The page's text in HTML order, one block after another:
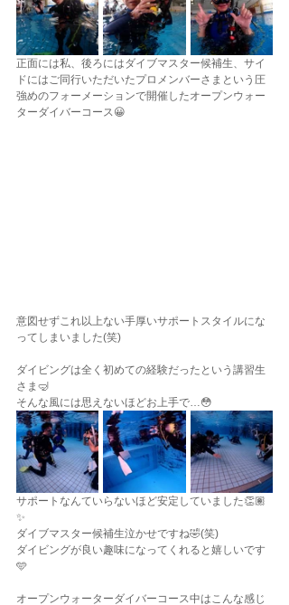
正面には私、後ろにはダイブマスター候補生、サイ
ドにはご同行いただいたプロメンバーさまという圧
強めのフォーメーションで開催したオープンウォー
ターダイバーコース😀
意図せずこれ以上ない手厚いサポートスタイルにな
ってしまいました(笑)
ダイビングは全く初めての経験だったという講習生
さま🤿
そんな風には思えないほどお上手で…😳
サポートなんていらないほど安定していました👏🏽
✨
ダイブマスター候補生泣かせですね🤣(笑)
ダイビングが良い趣味になってくれると嬉しいです
🩵
オープンウォーターダイバーコース中はこんな感じ